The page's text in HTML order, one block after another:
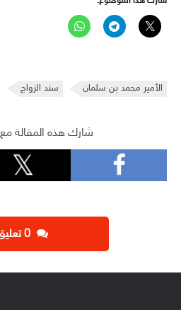
الأمير محمد بن سلمان سند الزواج
شارك هذه المقالة